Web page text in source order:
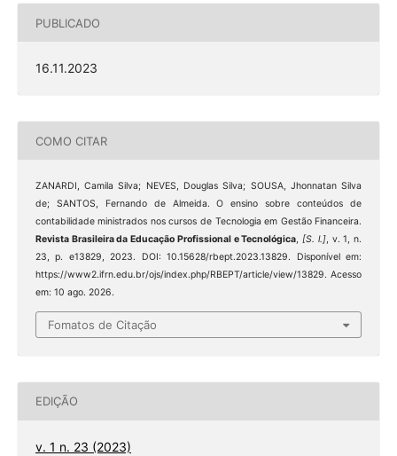
PUBLICADO
16.11.2023
COMO CITAR
ZANARDI, Camila Silva; NEVES, Douglas Silva; SOUSA, Jhonnatan Silva
de; SANTOS, Fernando de Almeida. O ensino sobre conteúdos de
contabilidade ministrados nos cursos de Tecnologia em Gestão Financeira.
Revista Brasileira da Educação Profissional e Tecnológica,[S. l.], v. 1, n.
23, p. e13829, 2023. DOI: 10.15628/rbept.2023.13829. Disponível em:
https://www2.ifrn.edu.br/ojs/index.php/RBEPT/article/view/13829. Acesso
em: 10 ago. 2026.
Fomatos de Citação
EDIÇÃO
v. 1 n. 23 (2023)